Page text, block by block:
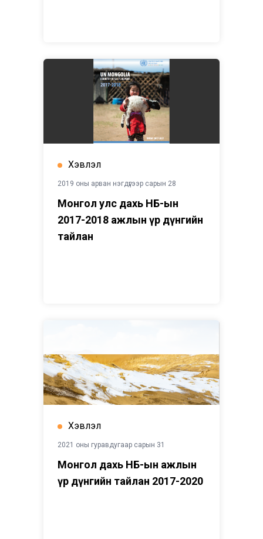
Хэвлэл
2019 оны арван нэгдүгээр сарын 28
Монгол улс дахь НҮБ-ын
2017-2018 ажлын үр дүнгийн
тайлан
Хэвлэл
2021 оны гуравдугаар сарын 31
Монгол дахь НҮБ-ын ажлын
үр дүнгийн тайлан 2017-2020